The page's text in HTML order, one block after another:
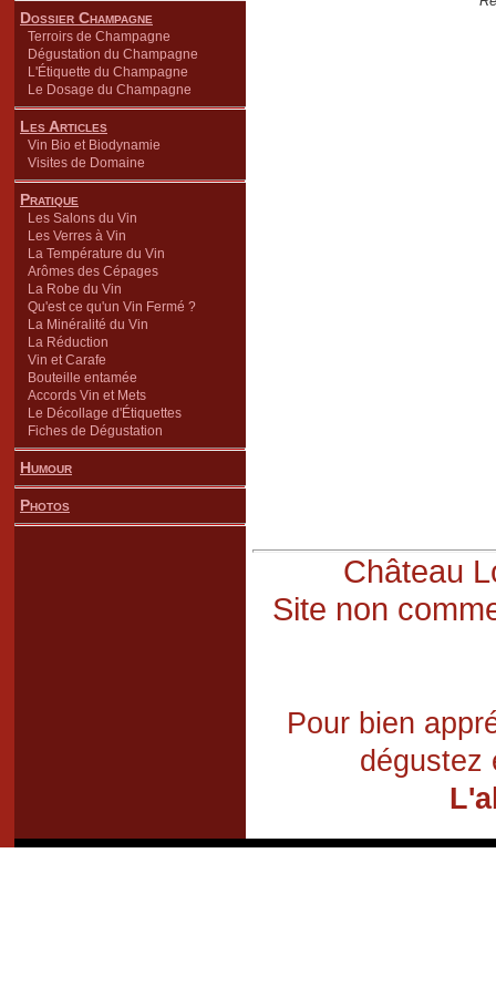
Dossier Champagne
Terroirs de Champagne
Dégustation du Champagne
L'Étiquette du Champagne
Le Dosage du Champagne
Les Articles
Vin Bio et Biodynamie
Visites de Domaine
Pratique
Les Salons du Vin
Les Verres à Vin
La Température du Vin
Arômes des Cépages
La Robe du Vin
Qu'est ce qu'un Vin Fermé ?
La Minéralité du Vin
La Réduction
Vin et Carafe
Bouteille entamée
Accords Vin et Mets
Le Décollage d'Étiquettes
Fiches de Dégustation
Humour
Photos
Château
Site non
Pour bien
dégustez